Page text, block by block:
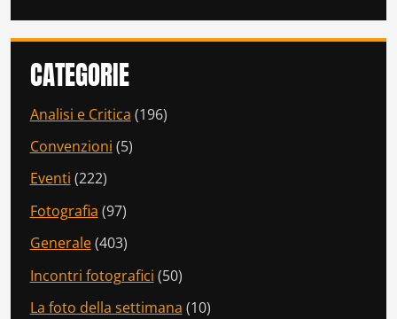
CATEGORIE
Analisi e Critica (196)
Convenzioni (5)
Eventi (222)
Fotografia (97)
Generale(403)
Incontri fotografici (50)
La foto della settimana (10)